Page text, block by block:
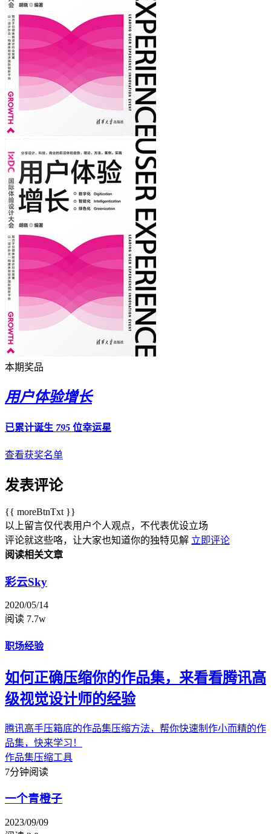
本期奖品
用户体验增长
已累计诞生 795 位幸运星
查看获奖名单
发表评论
{{ moreBtnTxt }}
以上留言仅代表用户个人观点，不代表优设立场
评论就这些咯，让大家也知道你的独特见解 立即评论
阅读相关文章
彩云Sky
2020/05/14
阅读 7.7w
职场经验
如何正确压缩你的作品集，来看看腾讯高
级视觉设计师的经验
腾讯高手压箱底的作品集压缩方法，帮你快速制作小而精的作
品集，快来学习！
作品集压缩工具
7分钟阅读
一个青橙子
2023/09/09